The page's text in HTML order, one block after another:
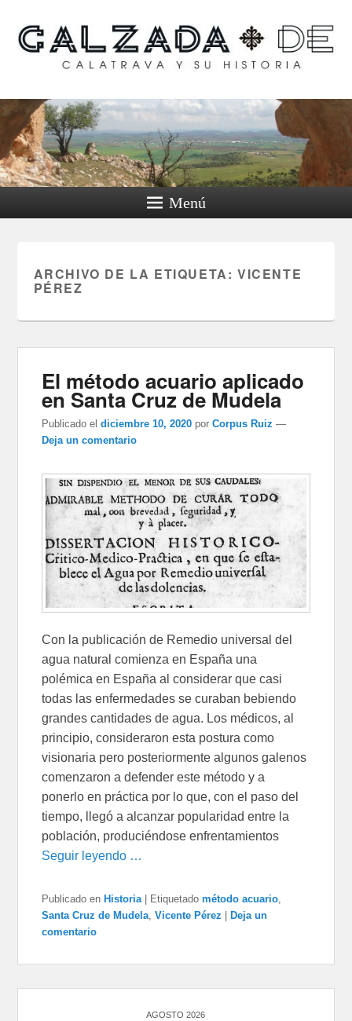
Calzada de Calatrava y
su historia
Menú
ARCHIVO DE LA ETIQUETA: VICENTE
PÉREZ
El método acuario aplicado
en Santa Cruz de Mudela
Publicado el diciembre 10, 2020 porCorpus Ruiz —
Deja un comentario
Con la publicación de Remedio universal del
agua natural comienza en España una
polémica en España al considerar que casi
todas las enfermedades se curaban bebiendo
grandes cantidades de agua. Los médicos, al
principio, consideraron esta postura como
visionaria pero posteriormente algunos galenos
comenzaron a defender este método y a
ponerlo en práctica por lo que, con el paso del
tiempo, llegó a alcanzar popularidad entre la
población, produciéndose enfrentamientos
Seguir leyendo …
Publicado en Historia Etiquetado método acuario,
Santa Cruz de Mudela,Vicente Pérez
Deja un
comentario
AGOSTO 2026